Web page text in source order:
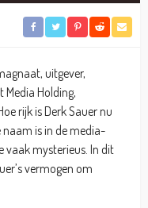
uitgever,
Holding,
rijk is Derk Sauer nu
naam is in de media-
vaak mysterieus. In dit
vermogen om